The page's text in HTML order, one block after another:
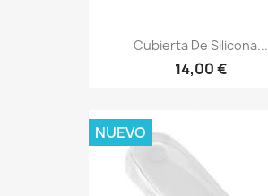
Cubierta De Silicona...
14,00 €
NUEVO